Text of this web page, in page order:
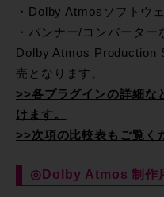
・Dolby Atmosソフトウ
・パンナー/コンバータ
Dolby Atmos Production
売となります。
>>各プラグインの詳細な
けます。
>>次項の比較表もご覧く
◎Dolby Atmos 制作